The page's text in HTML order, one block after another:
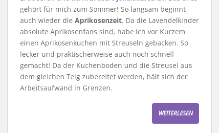
gehört für mich zum Sommer! So langsam beginnt
auch wieder die Aprikosenzeit. Da die Lavendelkinder
absolute Aprikosenfans sind, habe ich vor Kurzem
einen Aprikosenkuchen mit Streuseln gebacken. So
lecker und praktischerweise auch noch schnell
gemacht! Da der Kuchenboden und die Streusel aus
dem gleichen Teig zubereitet werden, hält sich der
Arbeitsaufwand in Grenzen.
WEITERLESEN